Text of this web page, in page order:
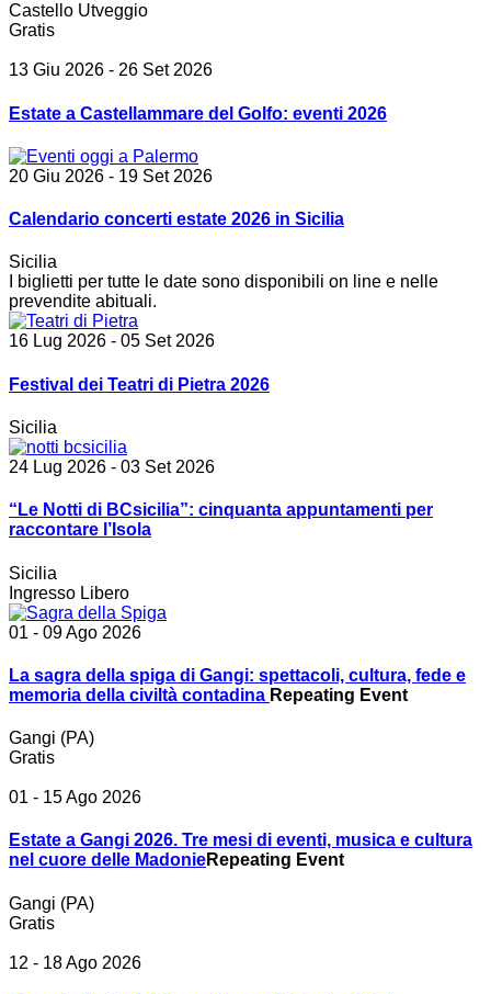
Castello Utveggio
Gratis
13 Giu 2026 - 26 Set 2026
Estate a Castellammare del Golfo: eventi 2026
20 Giu 2026 - 19 Set 2026
Calendario concerti estate 2026 in Sicilia
Sicilia
I biglietti per tutte le date sono disponibili on line e nelle
prevendite abituali.
16 Lug 2026 - 05 Set 2026
Festival dei Teatri di Pietra 2026
Sicilia
24 Lug 2026 - 03 Set 2026
“Le Notti di BCsicilia”: cinquanta appuntamenti per
raccontare l’Isola
Sicilia
Ingresso Libero
01 - 09 Ago 2026
La sagra della spiga di Gangi: spettacoli, cultura, fede e
memoria della civiltà contadina Repeating Event
Gangi (PA)
Gratis
01 - 15 Ago 2026
Estate a Gangi 2026. Tre mesi di eventi, musica e cultura
nel cuore delle MadonieRepeating Event
Gangi (PA)
Gratis
12 - 18 Ago 2026